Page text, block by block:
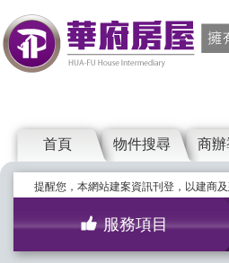
首頁 物件搜尋 商辦
提醒您，本網站建案資訊刊登，以建商
服務項目